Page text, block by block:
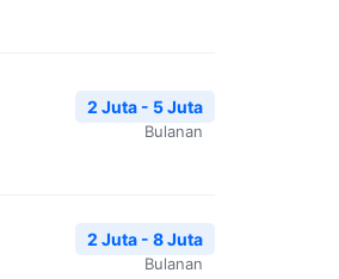
2 Juta - 5 Juta
Bulanan
2 Juta - 8 Juta
Bulanan